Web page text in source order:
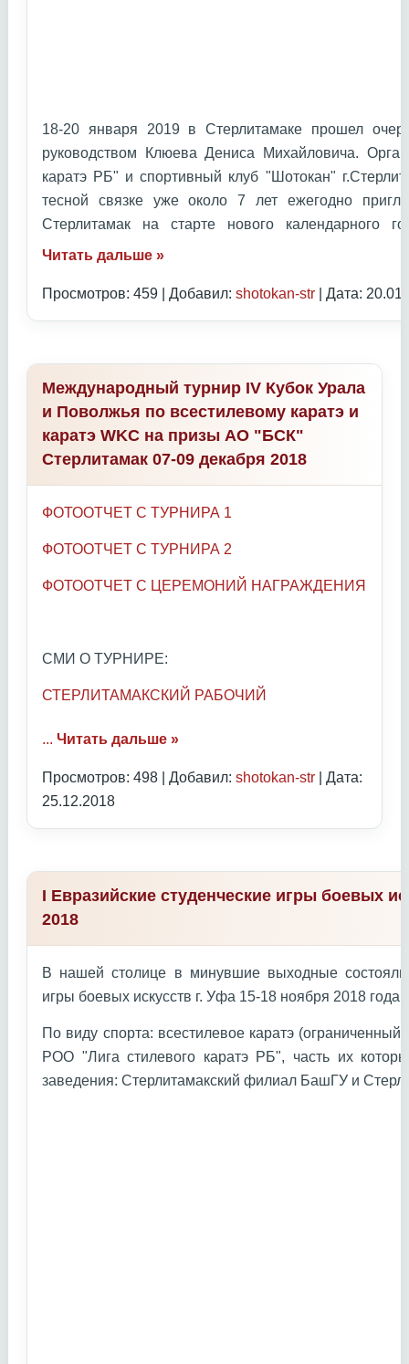
18-20 января 2019 в Стерлитамаке прошел
руководством Клюева Дениса Михайловича.
каратэ РБ" и спортивный клуб "Шотокан"
тесной связке уже около 7 лет ежегодно
Стерлитамак на старте нового
Читать дальше »
Просмотров: 459 | Добавил: shotokan-str | Дата:
Международный турнир IV Кубок Урала
и Поволжья по всестилевому каратэ и
каратэ WKC на призы АО "БСК"
Стерлитамак 07-09 декабря 2018
ФОТООТЧЕТ С ТУРНИРА 1
ФОТООТЧЕТ С ТУРНИРА 2
ФОТООТЧЕТ С ЦЕРЕМОНИЙ НАГРАЖДЕНИЯ
СМИ О ТУРНИРЕ:
СТЕРЛИТАМАКСКИЙ РАБОЧИЙ
... Читать дальше »
Просмотров: 498 | Добавил: shotokan-str | Дата:
25.12.2018
I Евразийские студенческие игры боевых
2018
В нашей столице в минувшие выходные
игры боевых искусств г. Уфа 15-18 ноября 2018 года
По виду спорта: всестилевое каратэ (ограниченный
РОО "Лига стилевого каратэ РБ", часть их
заведения: Стерлитамакский филиал БашГУ и